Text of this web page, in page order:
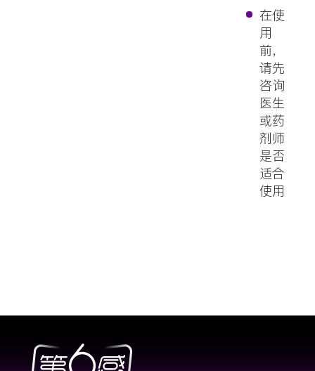
在使
用
前，
请先
咨询
医生
或药
剂师
是否
适合
使用